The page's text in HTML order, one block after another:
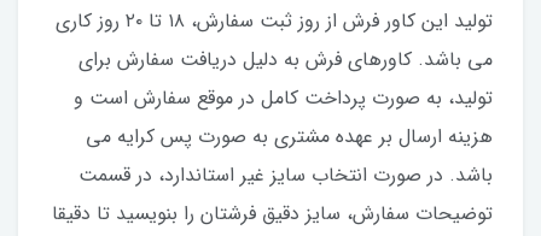
تولید این کاور فرش از روز ثبت سفارش، ۱۸ تا ۲۰ روز کاری
می باشد. کاورهای فرش به دلیل دریافت سفارش برای
تولید، به صورت پرداخت کامل در موقع سفارش است و
هزینه ارسال بر عهده مشتری به صورت پس کرایه می
باشد. در صورت انتخاب سایز غیر استاندارد، در قسمت
توضیحات سفارش، سایز دقیق فرشتان را بنویسید تا دقیقا